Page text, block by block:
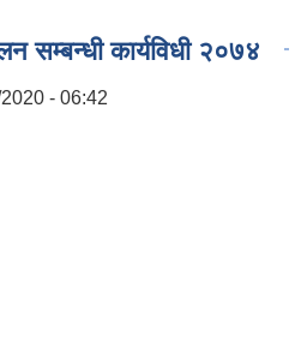
सम्बन्धी कार्यविधी २०७४
- 06:42